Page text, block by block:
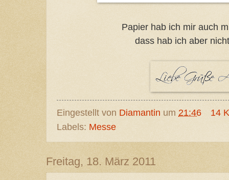
Papier hab ich mir auch
dass hab ich aber
Eingestellt von Diamantin um 21:46
14
Labels: Messe
Freitag, 18. März 2011